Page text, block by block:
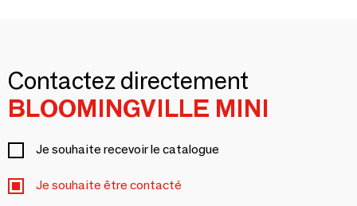
Contactez directement
BLOOMINGVILLE MINI
Je souhaite recevoir le catalogue
Je souhaite être contacté